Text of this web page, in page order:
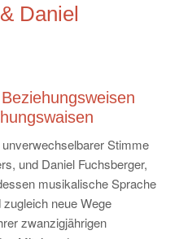
Daniel
Stimme
und Daniel Fuchsberger,
musikalische Sprache
neue Wege
zwanzigjährigen